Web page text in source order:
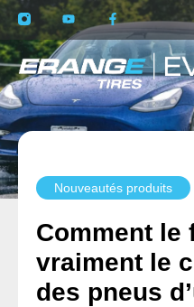
Nouveautés produits
Comment le
vraiment le
des pneus